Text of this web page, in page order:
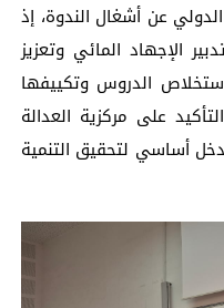
عن أشغال الندوة، إذ
الإجهاد المائي وتعزيز
استخلاص الدروس وتكييفها
على مركزية العدالة
أساسي لتحقيق التنمية